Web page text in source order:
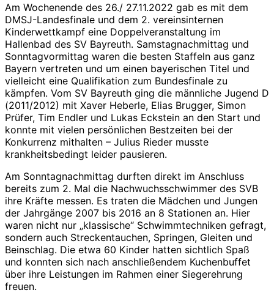
Am Wochenende des 26./ 27.11.2022 gab es mit dem
DMSJ-Landesfinale und dem 2. vereinsinternen
Kinderwettkampf eine Doppelveranstaltung im
Hallenbad des SV Bayreuth. Samstagnachmittag und
Sonntagvormittag waren die besten Staffeln aus ganz
Bayern vertreten und um einen bayerischen Titel und
vielleicht eine Qualifikation zum Bundesfinale zu
kämpfen. Vom SV Bayreuth ging die männliche Jugend D
(2011/2012) mit Xaver Heberle, Elias Brugger, Simon
Prüfer, Tim Endler und Lukas Eckstein an den Start und
konnte mit vielen persönlichen Bestzeiten bei der
Konkurrenz mithalten – Julius Rieder musste
krankheitsbedingt leider pausieren.
Am Sonntagnachmittag durften direkt im Anschluss
bereits zum 2. Mal die Nachwuchsschwimmer des SVB
ihre Kräfte messen. Es traten die Mädchen und Jungen
der Jahrgänge 2007 bis 2016 an 8 Stationen an. Hier
waren nicht nur „klassische“ Schwimmtechniken gefragt,
sondern auch Streckentauchen, Springen, Gleiten und
Beinschlag. Die etwa 60 Kinder hatten sichtlich Spaß
und konnten sich nach anschließendem Kuchenbuffet
über ihre Leistungen im Rahmen einer Siegerehrung
freuen.